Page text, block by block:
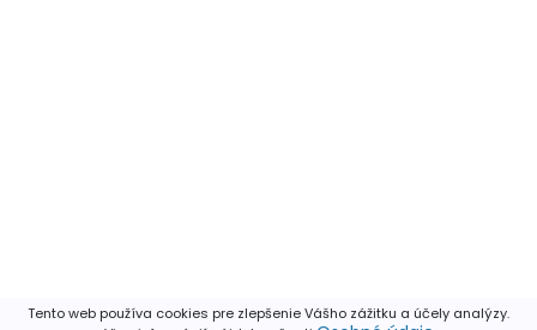
Tento web používa cookies pre zlepšenie Vášho zážitku a účely analýzy.